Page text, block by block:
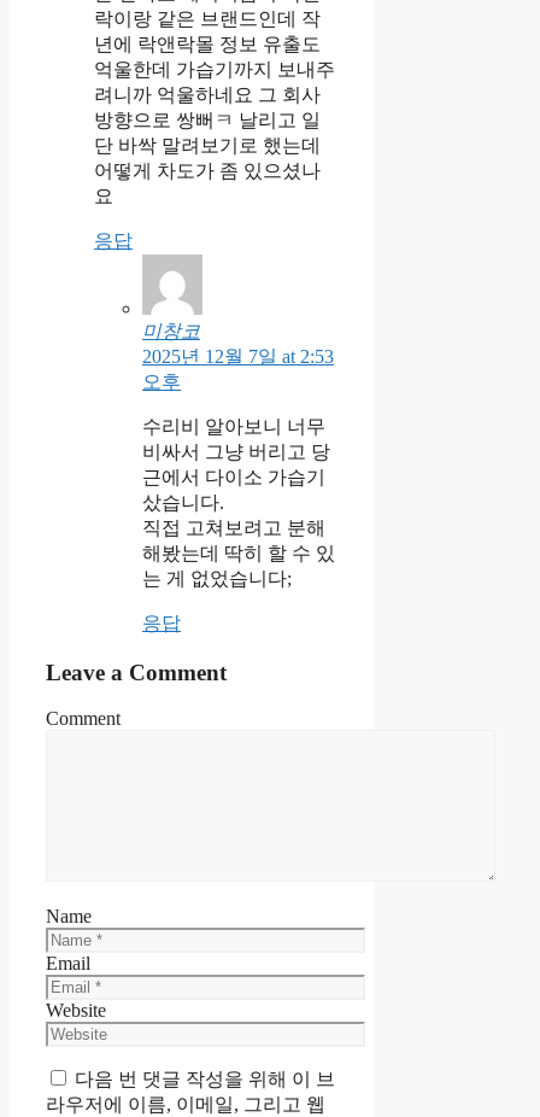
락이랑 같은 브랜드인데 작
년에 락앤락몰 정보 유출도
억울한데 가습기까지 보내주
려니까 억울하네요 그 회사
방향으로 쌍뻐ㅋ 날리고 일
단 바싹 말려보기로 했는데
어떻게 차도가 좀 있으셨나
요
응답
미창코
2025년 12월 7일 at 2:53
오후
수리비 알아보니 너무
비싸서 그냥 버리고 당
근에서 다이소 가습기
샀습니다.
직접 고쳐보려고 분해
해봤는데 딱히 할 수 있
는 게 없었습니다;
응답
Leave a Comment
Comment
Name
Email
Website
다음 번 댓글 작성을 위해 이 브
라우저에 이름, 이메일, 그리고 웹